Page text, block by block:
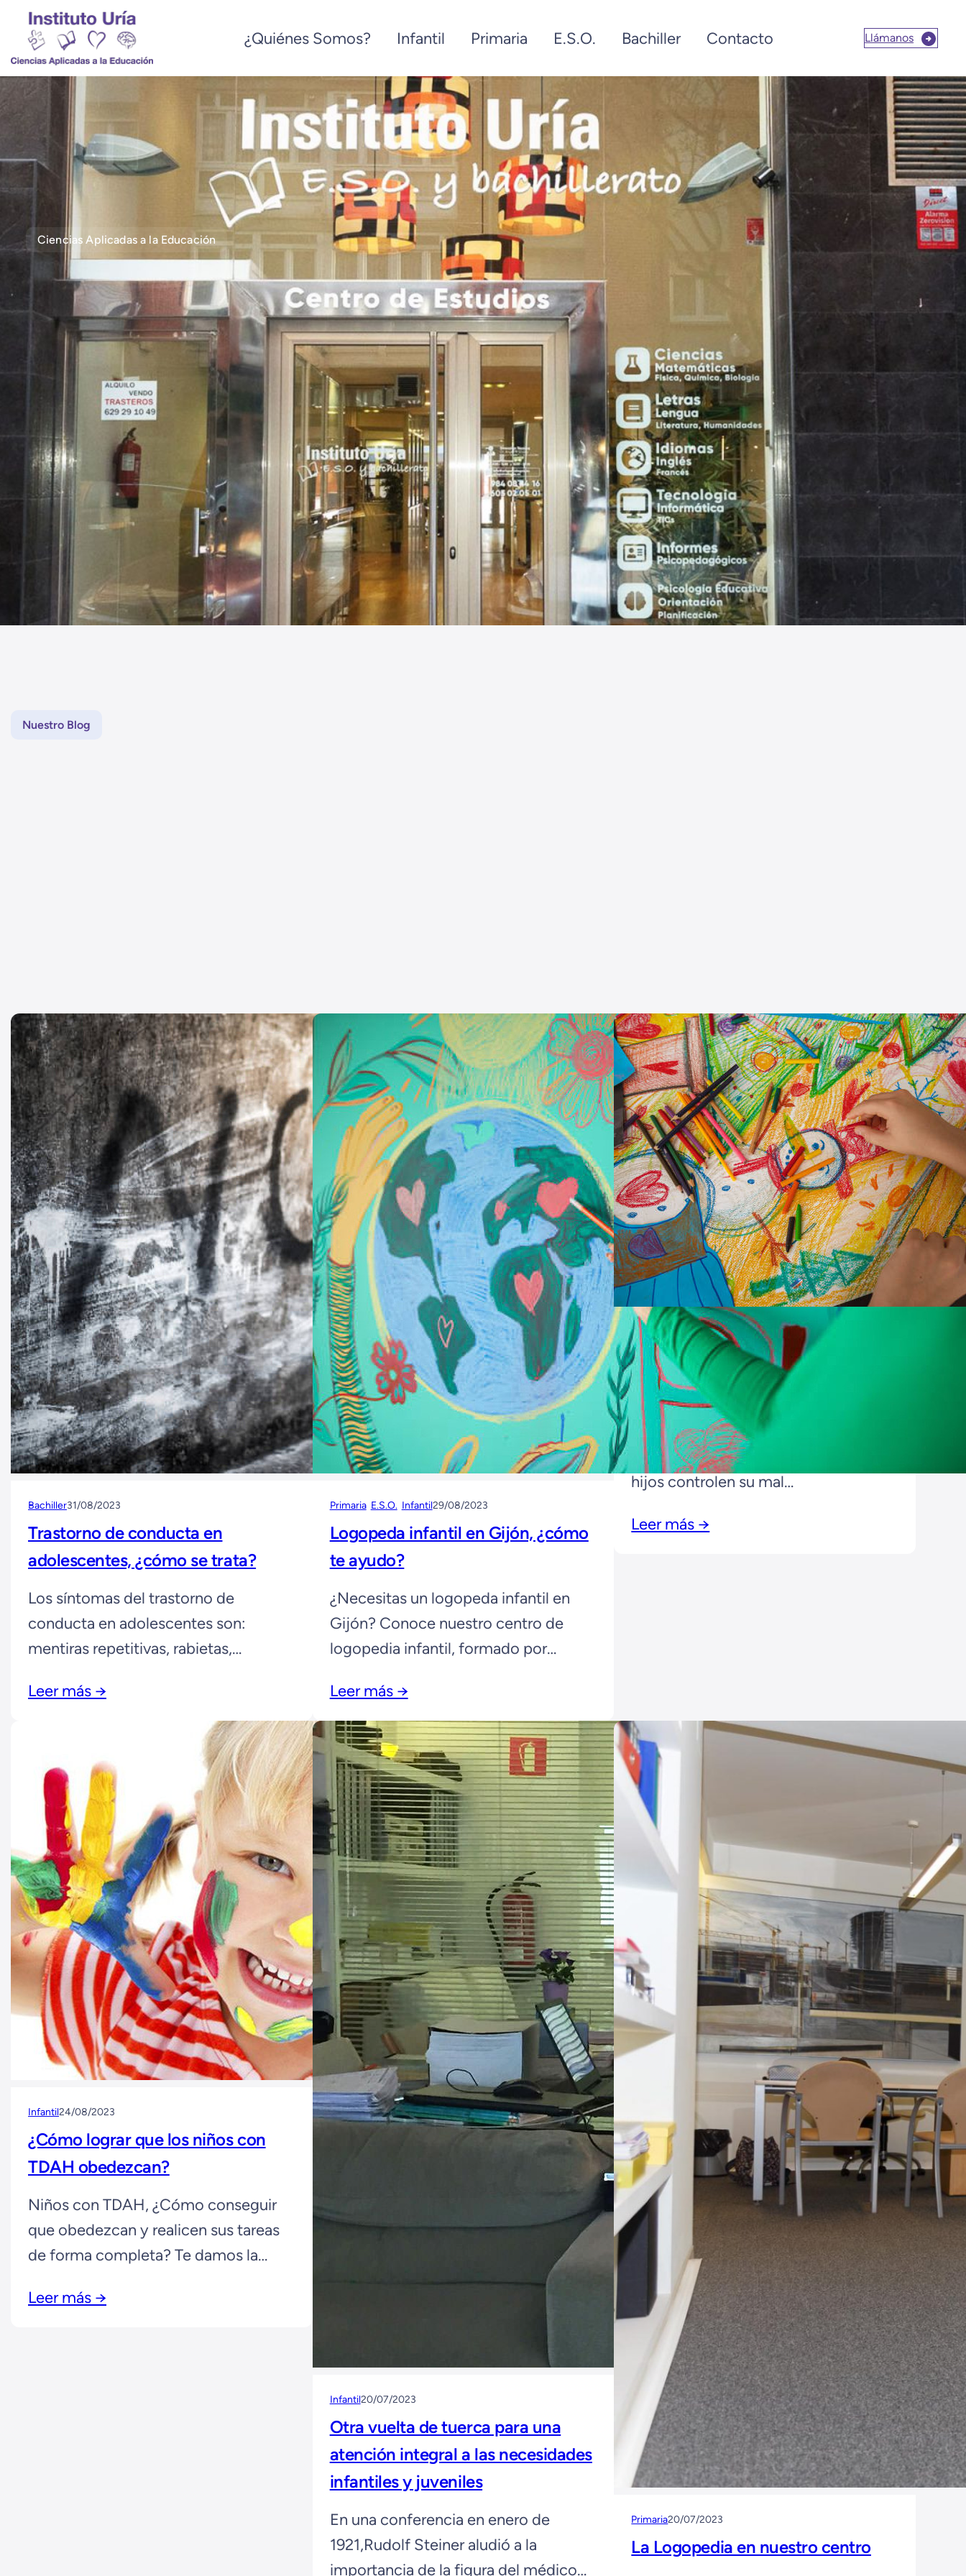
¿Quiénes Somos? Infantil Primaria E.S.O. Bachiller Contacto Llámanos
Ciencias Aplicadas a la Educación
Nuestro Blog
Bachiller31/08/2023
Trastorno de conducta en
adolescentes, ¿cómo se trata?
Los síntomas del trastorno de
conducta en adolescentes son:
mentiras repetitivas, rabietas,
Leer más →
Primaria E.S.O. Infantil29/08/2023
Logopeda infantil en Gijón, ¿cómo
te ayudo?
¿Necesitas un logopeda infantil en
Gijón? Conoce nuestro centro de
logopedia infantil, formado por
Leer más →
Primaria26/08/2023
La psicoterapia para TDAH infantil
más comentada
¿Estás buscando una psicoterapia
para TDAH infantil? ¿Quieres que tus
hijos controlen su mal
todas?
Leer más →
Infantil24/08/2023
¿Cómo lograr que los niños con
TDAH obedezcan?
Niños con TDAH, ¿Cómo conseguir
que obedezcan y realicen sus tareas
de forma completa? Te damos la
Leer más →
Infantil20/07/2023
Otra vuelta de tuerca para una
atención integral a las necesidades
infantiles y juveniles
En una conferencia en enero de
1921,Rudolf Steiner aludió a la
importancia de la figura del médico
Primaria20/07/2023
La Logopedia en nuestro centro